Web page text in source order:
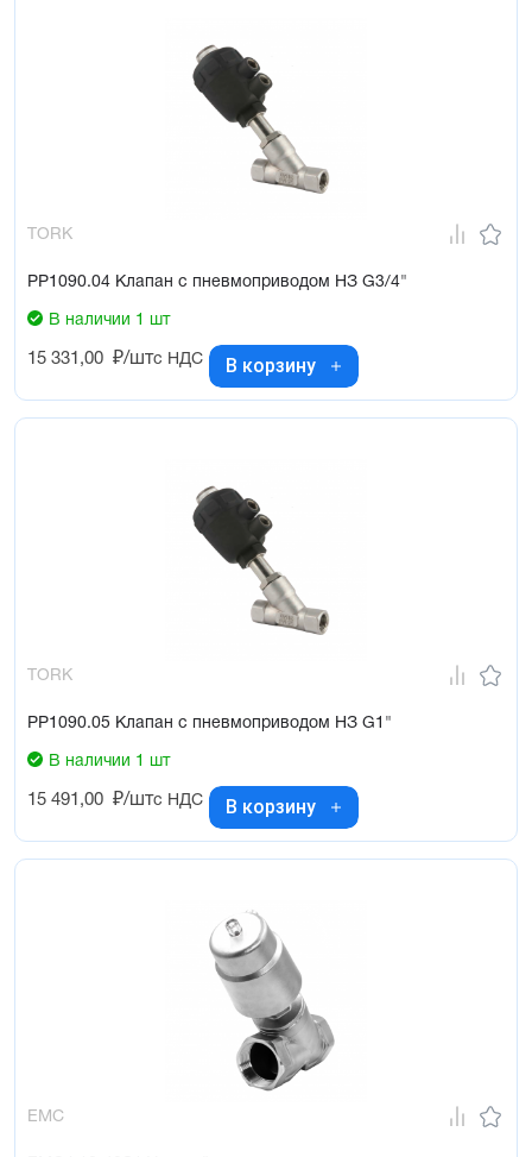
TORK
PP1090.04 Клапан с пневмоприводом НЗ G3/4"
В наличии 1 шт
15 331,00 ₽/штс НДС В корзину
TORK
PP1090.05 Клапан с пневмоприводом НЗ G1"
В наличии 1 шт
15 491,00 ₽/штс НДС В корзину
EMC